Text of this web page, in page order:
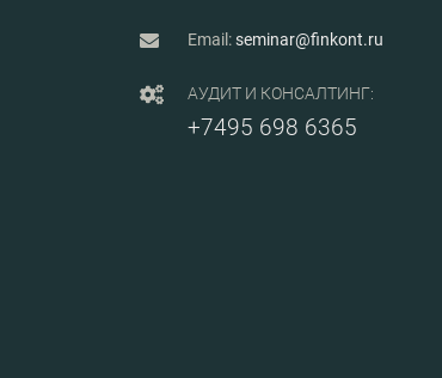
Email:seminar@finkont.ru
АУДИТ И КОНСАЛТИНГ:
+7495 698 6365